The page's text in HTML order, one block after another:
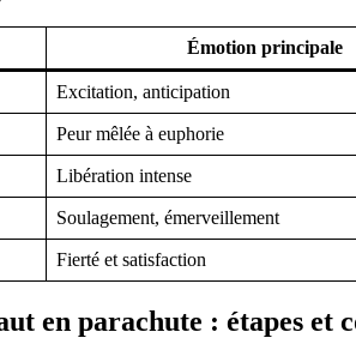
Émotion principale
Excitation, anticipation
Peur mêlée à euphorie
Libération intense
Soulagement, émerveillement
Fierté et satisfaction
en parachute : étapes et